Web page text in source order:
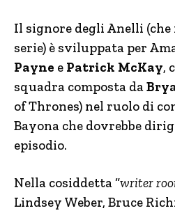
Il signore degli Anelli
serie) è sviluppata per
Payne e Patrick McKay,
squadra composta da
of Thrones) nel ruolo di
Bayona che dovrebbe
episodio.
Nella cosiddetta “writer
Lindsey Weber, Bruce